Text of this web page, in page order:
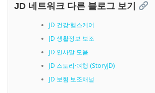
JD 네트워크 다른 블로그 보기
JD 건강·헬스케어
JD 생활정보 보조
JD 인사말 모음
JD 스토리·여행 (StoryJD)
JD 보험 보조채널